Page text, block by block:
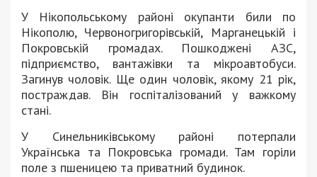
У Нікопольському районі окупанти били по
Нікополю, Червоногригорівській, Марганецькій і
Покровській громадах. Пошкоджені АЗС,
підприємство, вантажівки та мікроавтобуси.
Загинув чоловік. Ще один чоловік, якому 21 рік,
постраждав. Він госпіталізований у важкому
стані.
У Синельниківському районі потерпали
Українська та Покровська громади. Там горіли
поле з пшеницею та приватний будинок.